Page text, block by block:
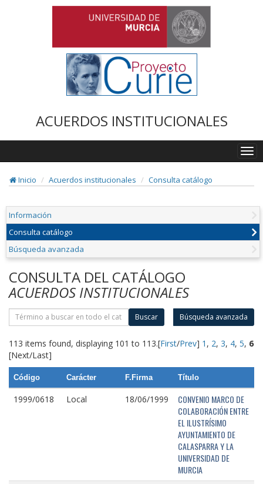
ACUERDOS INSTITUCIONALES
Inicio
Acuerdos institucionales Consulta catálogo
Información
Consulta catálogo
Búsqueda avanzada
CONSULTA DEL CATÁLOGO
ACUERDOS INSTITUCIONALES
Buscar Búsqueda avanzada
113 items found, displaying 101 to 113.[First/Prev] 1 , 2, 3, 4, 5, 6
[Next/Last]
Código Carácter F.Firma Título
1999/0618 Local 18/06/1999
CONVENIO MARCO DE
COLABORACIÓN ENTRE
EL ILUSTRÍSIMO
AYUNTAMIENTO DE
CALASPARRA Y LA
UNIVERSIDAD DE
MURCIA